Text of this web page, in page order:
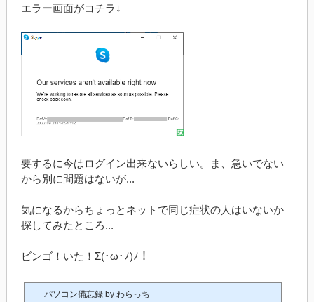
エラー画面がコチラ↓
要するに今はログイン出来ないらしい。ま、急いでない
から別に問題はないが...
気になるからちょっとネットで同じ症状の人はいないか
探してみたところ...
ビンゴ！いた！Σ(･ω･ﾉ)ﾉ！
パソコン備忘録 by わらっち